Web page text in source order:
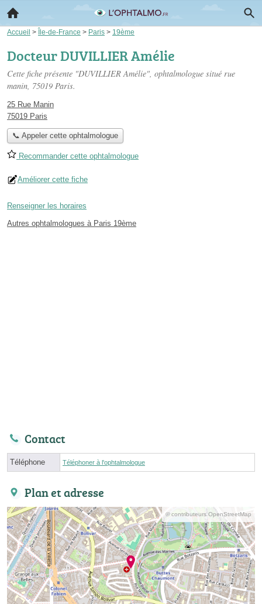
Accueil > Île-de-France > Paris > 19ème
Docteur DUVILLIER Amélie
Cette fiche présente "DUVILLIER Amélie", ophtalmologue situé rue
manin, 75019 Paris.
25 Rue Manin
75019 Paris
📞 Appeler cette ophtalmologue
Recommander cette ophtalmologue
Améliorer cette fiche
Renseigner les horaires
Autres ophtalmologues à Paris 19ème
Contact
Téléphone Téléphoner à l'ophtalmologue
Plan et adresse
© contributeurs OpenStreetMap